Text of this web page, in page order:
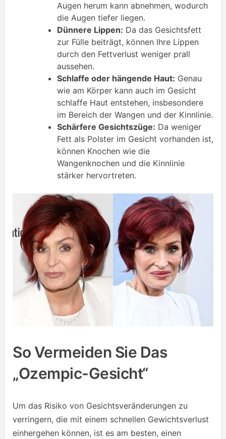
Augen herum kann abnehmen, wodurch
die Augen tiefer liegen.
Dünnere Lippen: Da das Gesichtsfett
zur Fülle beiträgt, können Ihre Lippen
durch den Fettverlust weniger prall
aussehen.
Schlaffe oder hängende Haut: Genau
wie am Körper kann auch im Gesicht
schlaffe Haut entstehen, insbesondere
im Bereich der Wangen und der Kinnlinie.
Schärfere Gesichtszüge: Da weniger
Fett als Polster im Gesicht vorhanden ist,
können Knochen wie die
Wangenknochen und die Kinnlinie
stärker hervortreten.
So Vermeiden Sie Das
„Ozempic-Gesicht“
Um das Risiko von Gesichtsveränderungen zu
verringern, die mit einem schnellen Gewichtsverlust
einhergehen können, ist es am besten, einen